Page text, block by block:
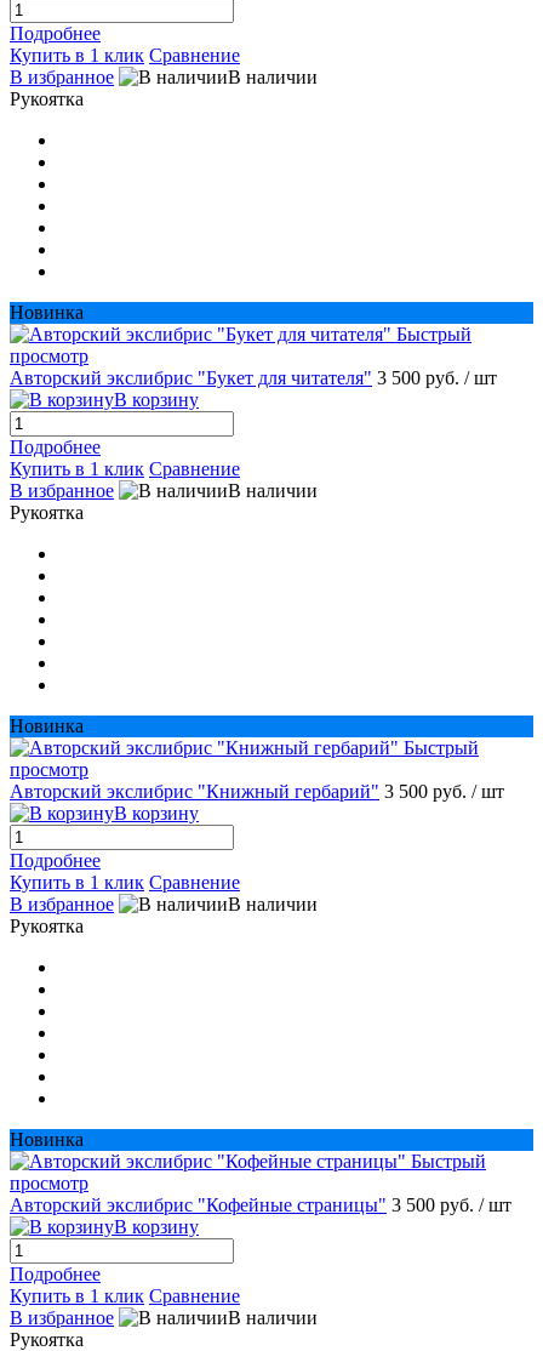
Подробнее
Купить в 1 клик Сравнение
В избранное
В наличии
Рукоятка
Новинка
Быстрый
просмотр
Авторский экслибрис "Букет для читателя" 3 500 руб. / шт
В корзину
Подробнее
Купить в 1 клик Сравнение
В избранное
В наличии
Рукоятка
Новинка
Быстрый
просмотр
Авторский экслибрис "Книжный гербарий" 3 500 руб. / шт
В корзину
Подробнее
Купить в 1 клик Сравнение
В избранное
В наличии
Рукоятка
Новинка
Быстрый
просмотр
Авторский экслибрис "Кофейные страницы" 3 500 руб. / шт
В корзину
Подробнее
Купить в 1 клик Сравнение
В избранное
В наличии
Рукоятка